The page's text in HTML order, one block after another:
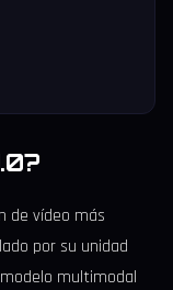
de vídeo más
por su unidad
multimodal